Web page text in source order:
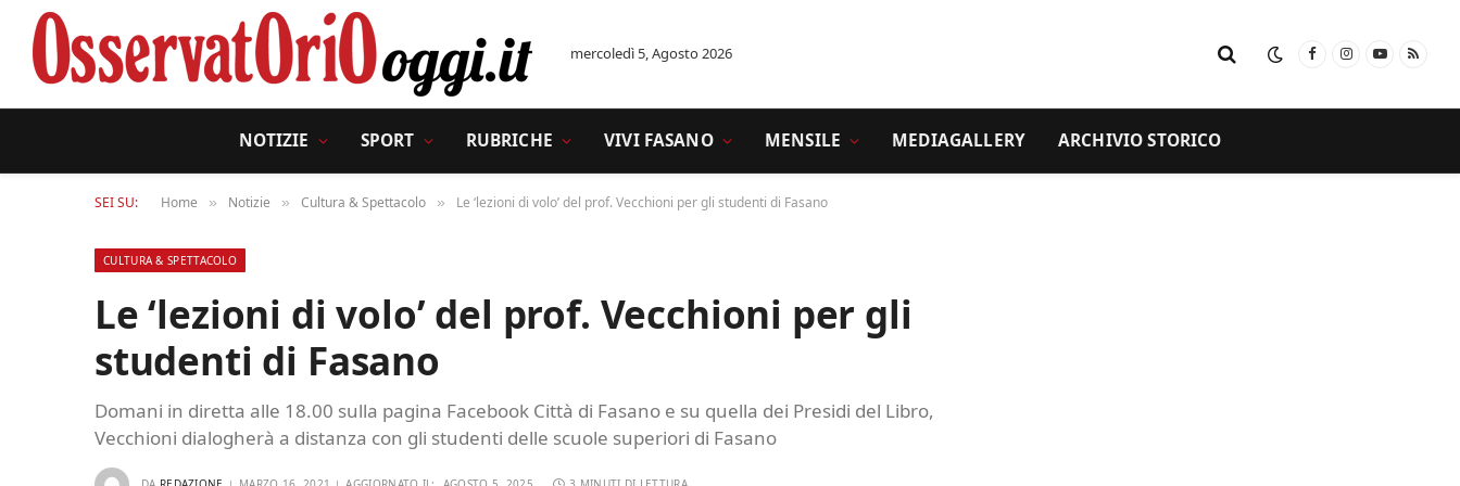
mercoledì 5, Agosto 2026 FacebookInstagram
YouTube
RSS
NOTIZIE SPORT RUBRICHE VIVI FASANO MENSILE MEDIAGALLERY ARCHIVIO STORICO
SEI SU: Home » Notizie » Cultura & Spettacolo » Le ‘lezioni di volo’ del prof. Vecchioni per gli studenti di Fasano
CULTURA & SPETTACOLO
Le ‘lezioni di volo’ del prof. Vecchioni per gli
studenti di Fasano
Domani in diretta alle 18.00 sulla pagina Facebook Città di Fasano e su quella dei Presidi del Libro,
Vecchioni dialogherà a distanza con gli studenti delle scuole superiori di Fasano